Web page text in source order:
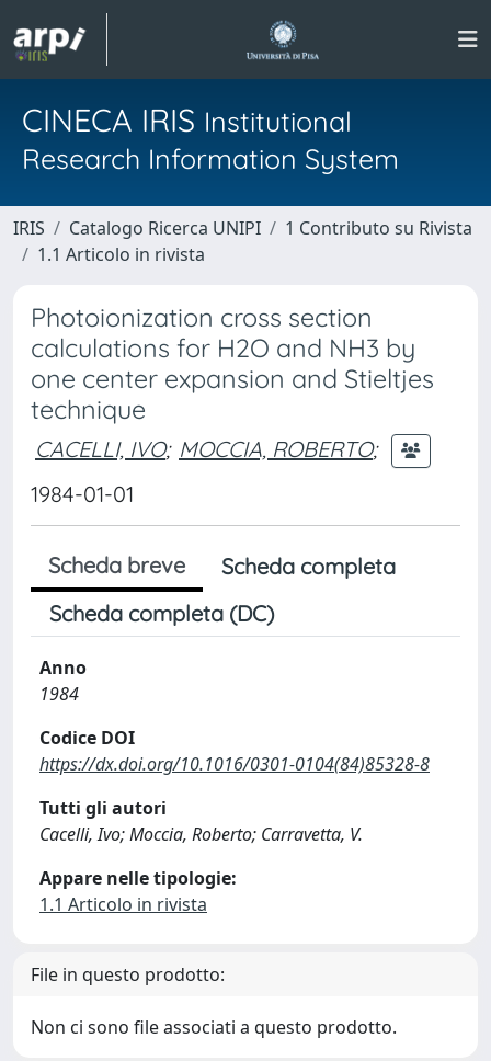
CINECA IRIS Institutional
Research Information System
IRIS Catalogo Ricerca UNIPI
1 Contributo su Rivista
1.1 Articolo in rivista
Photoionization cross section
calculations for H2O and NH3 by
one center expansion and Stieltjes
technique
CACELLI, IVO; MOCCIA, ROBERTO;
1984-01-01
Scheda breve
Scheda completa
Scheda completa (DC)
Anno
1984
Codice DOI
https://dx.doi.org/10.1016/0301-0104(84)85328-8
Tutti gli autori
Cacelli, Ivo; Moccia, Roberto; Carravetta, V.
Appare nelle tipologie:
1.1 Articolo in rivista
File in questo prodotto:
Non ci sono file associati a questo prodotto.